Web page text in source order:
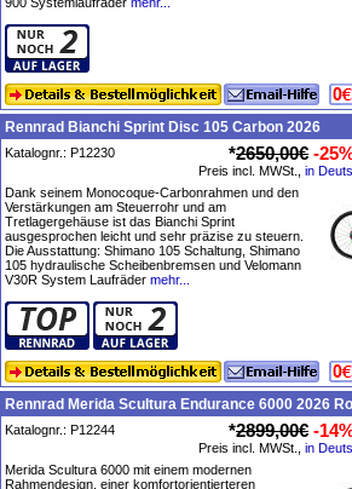
Rennrad Bianchi Sprint Disc 105 Carbon 2026
Katalognr.: P12230 *2650,00€ -
Preis incl. MWSt., in
Dank seinem Monocoque-Carbonrahmen und den
Verstärkungen am Steuerrohr und am
Tretlagergehäuse ist das Bianchi Sprint
ausgesprochen leicht und sehr präzise zu steuern.
Die Ausstattung: Shimano 105 Schaltung, Shimano
105 hydraulische Scheibenbremsen und Velomann
V30R System Laufräder mehr...
Rennrad Merida Scultura Endurance 6000 2026
Katalognr.: P12244 *2899,00€ -
Preis incl. MWSt., in
Merida Scultura 6000 mit einem modernen
Rahmendesign, einer komfortorientierteren